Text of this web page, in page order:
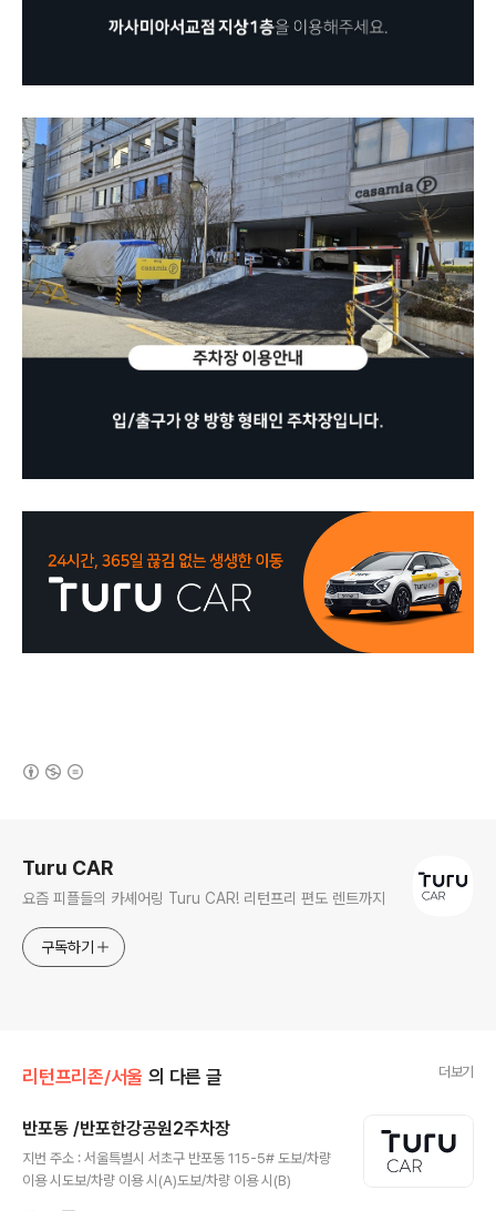
Turu CAR
요즘 피플들의 카셰어링 Turu CAR! 리턴프리 편도 렌트까지
구독하기
리턴프리존/서울 의 다른 글 더보기
반포동 /반포한강공원2주차장
지번 주소 : 서울특별시 서초구 반포동 115-5# 도보/차량
이용 시도보/차량 이용 시(A)도보/차량 이용 시(B)